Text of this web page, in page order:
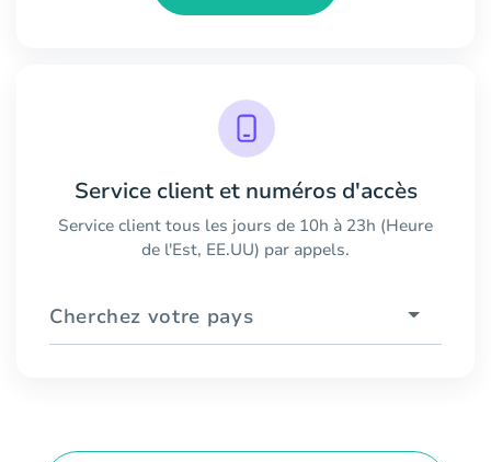
Service client et numéros d'accès
Service client tous les jours de 10h à 23h (Heure
de l'Est, EE.UU) par appels.
Cherchez votre pays